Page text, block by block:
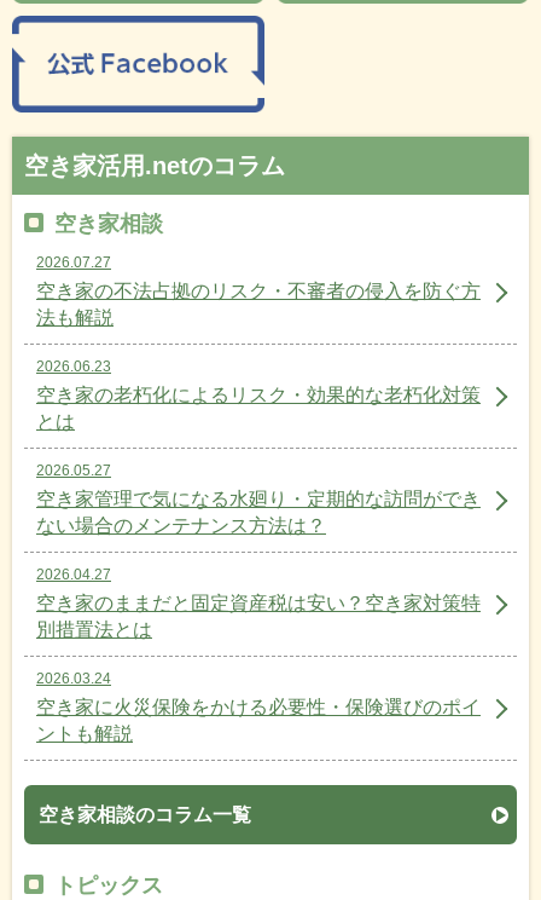
空き家活用.netのコラム
空き家相談
2026.07.27
空き家の不法占拠のリスク・不審者の侵入を防ぐ方
法も解説
2026.06.23
空き家の老朽化によるリスク・効果的な老朽化対策
とは
2026.05.27
空き家管理で気になる水廻り・定期的な訪問ができ
ない場合のメンテナンス方法は？
2026.04.27
空き家のままだと固定資産税は安い？空き家対策特
別措置法とは
2026.03.24
空き家に火災保険をかける必要性・保険選びのポイ
ントも解説
空き家相談のコラム一覧
トピックス